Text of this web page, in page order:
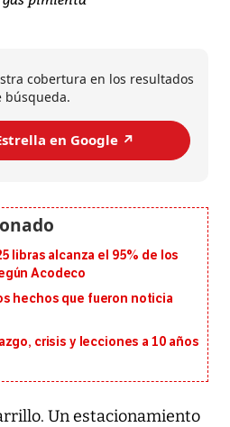
cobertura en los resultados
búsqueda.
en Google ↗️
libras alcanza el 95% de los
Acodeco
hechos que fueron noticia
crisis y lecciones a 10 años
Un estacionamiento